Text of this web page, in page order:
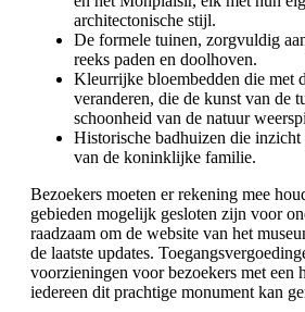
architectonische stijl.
De formele tuinen, zorgvuldig
reeks paden en doolhoven.
Kleurrijke bloembedden die met
veranderen, die de kunst van de
schoonheid van de natuur
Historische badhuizen die inzicht
van de koninklijke familie.
Bezoekers moeten er rekening mee
gebieden mogelijk gesloten zijn voor
raadzaam om de website van het
de laatste updates.
voorzieningen voor bezoekers met een
iedereen dit prachtige monument kan